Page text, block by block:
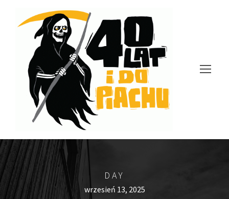
DAY
wrzesień 13, 2025